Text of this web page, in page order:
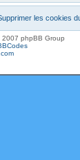
les cookies
phpBB Group